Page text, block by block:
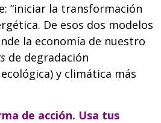
“iniciar la transformación
De esos dos modelos
la economía de nuestro
de degradación
y climática más
de acción. Usa tus